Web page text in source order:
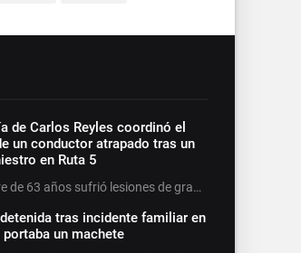
de Carlos Reyles coordinó el
un conductor atrapado tras un
en Ruta 5
de 63 años sufrió lesiones de gra…
tras incidente familiar en
portaba un machete